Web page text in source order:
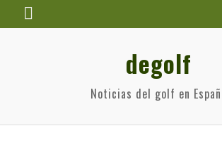
degolf
Noticias del golf en